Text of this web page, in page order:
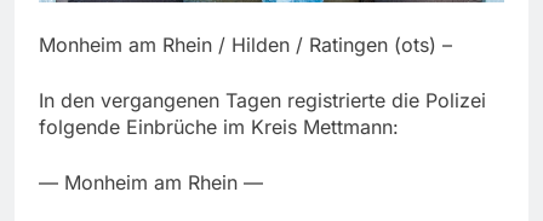
Monheim am Rhein / Hilden / Ratingen (ots) –
In den vergangenen Tagen registrierte die Polizei
folgende Einbrüche im Kreis Mettmann:
— Monheim am Rhein —